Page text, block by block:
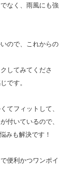
なく、雨風にも強
ので、これからの
してみてくださ
です。
てフィットして、
付いているので、
みも解決です！
便利かつワンポイ